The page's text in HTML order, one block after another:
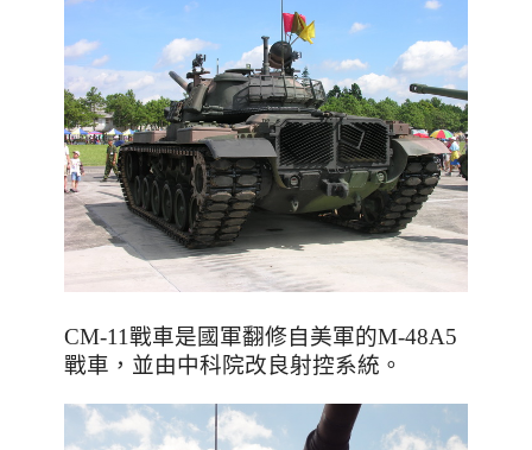
CM-11戰車是國軍翻修自美軍的M-48A5
戰車 ，並由中科院改良射控系統 。